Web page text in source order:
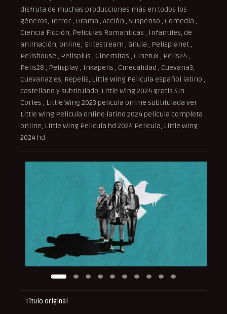
disfruta de muchas producciones más en todos los
géneros, Terror , Drama , Acción , Suspenso , Comedia ,
Ciencia Ficción, Peliculas Romanticas , Infantiles, de
animación, online; Elitestream , Gnula , Pelisplanet ,
Pelishouse , Pelisplus , Cinemitas , Cinetux , Pelis24 ,
Pelis28 , Pelisplay , Inkapelis , Cinecalidad , Cuevana3,
Cuevana2.es, Repelis, Little Wing Pelicula español latino ,
castellano y subtitulado, Little Wing 2024 gratis Sin
Cortes , Little Wing 2023 pelicula online subtitulada ver
Little Wing Pelicula online latino 2024 pelicula completa
online, Little Wing Pelicula hd 2024 Pelicula, Little Wing
2024 hd
Título original